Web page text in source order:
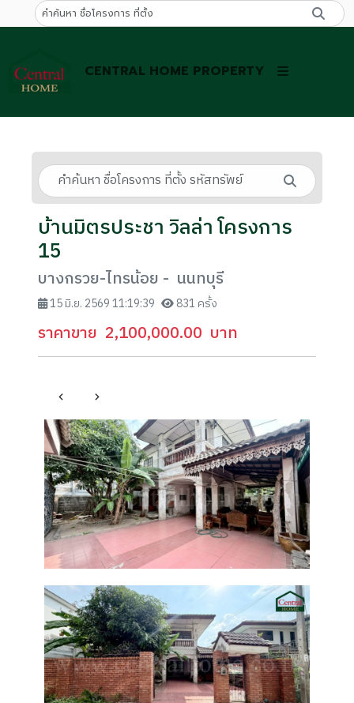
CENTRAL HOME PROPERTY
บ้านมิตรประชา วิลล่า โครงการ
15
บางกรวย-ไทรน้อย - นนทบุรี
15 มิ.ย. 2569 11:19:39 831 ครั้ง
ราคาขาย 2,100,000.00 บาท